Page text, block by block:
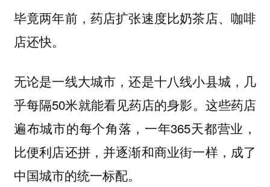
毕竟两年前，药店扩张速度比奶茶店、咖啡
店还快。
无论是一线大城市，还是十八线小县城，几
乎每隔50米就能看见药店的身影。这些药店
遍布城市的每个角落，一年365天都营业，
比便利店还拼，并逐渐和商业街一样，成了
中国城市的统一标配。